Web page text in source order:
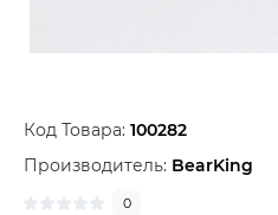
Код Товара: 100282
Производитель: BearKing
0